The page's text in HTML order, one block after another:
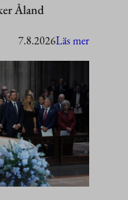
Åland
7.8.2026Läs mer:
besöker